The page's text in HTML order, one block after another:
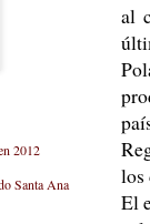
al
los
El
2012
Santa Ana